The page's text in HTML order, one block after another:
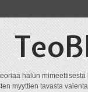
halun
myyttien tavasta